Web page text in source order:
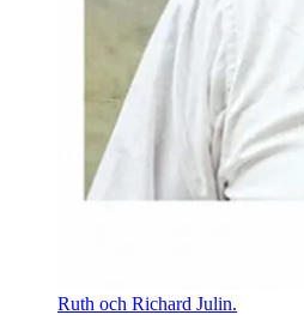
Ruth och Richard Julin.